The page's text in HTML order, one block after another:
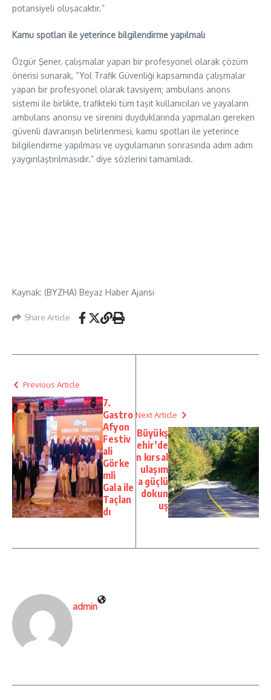
potansiyeli oluşacaktır.”
Kamu spotları ile yeterince bilgilendirme yapılmalı
Özgür Şener, çalışmalar yapan bir profesyonel olarak çözüm
önerisi sunarak, “Yol Trafik Güvenliği kapsamında çalışmalar
yapan bir profesyonel olarak tavsiyem; ambulans anons
sistemi ile birlikte, trafikteki tüm taşıt kullanıcıları ve yayaların
ambulans anonsu ve sirenini duyduklarında yapmaları gereken
güvenli davranışın belirlenmesi, kamu spotları ile yeterince
bilgilendirme yapılması ve uygulamanın sonrasında adım adım
yaygınlaştırılmasıdır.” diye sözlerini tamamladı.
Kaynak: (BYZHA) Beyaz Haber Ajansı
Share Article
Previous Article
7.
Gastro
Afyon
Festiv
ali
Görke
mli
Gala ile
Taçlan
dı
Next Article
Büyükş
ehir’de
n kırsal
ulaşım
a güçlü
dokun
uş
admin